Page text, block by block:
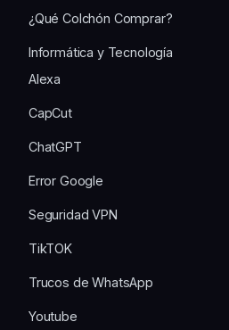
¿Qué Colchón Comprar?
Informática y Tecnología
Alexa
CapCut
ChatGPT
Error Google
Seguridad VPN
TikTOK
Trucos de WhatsApp
Youtube